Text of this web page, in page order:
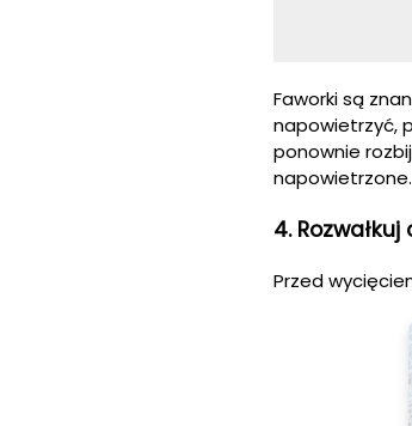
Faworki są
napowietrzyć,
ponownie
napowietrzone.
4. Rozwałkuj
Przed